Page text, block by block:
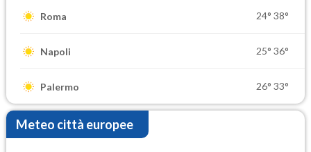
Roma 24° 38°
Napoli 25° 36°
Palermo 26° 33°
Meteo città europee